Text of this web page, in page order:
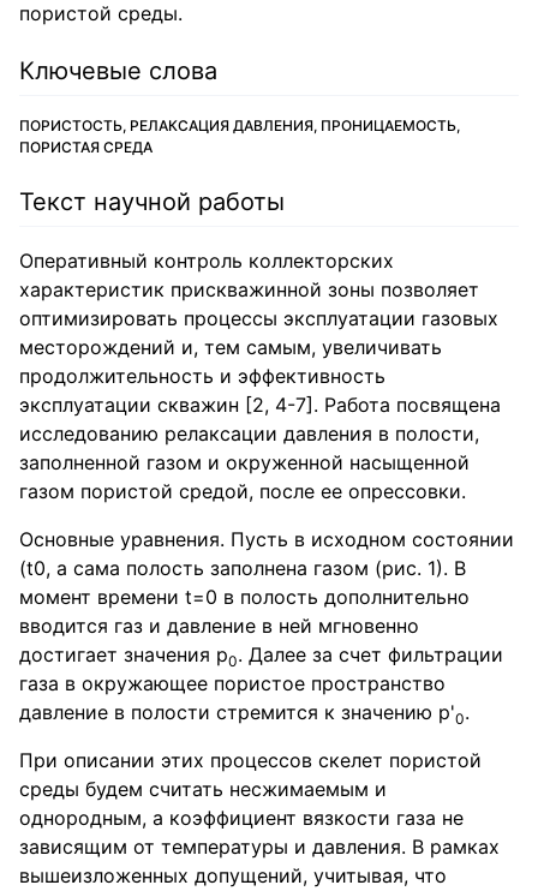
пористой среды.
Ключевые слова
ПОРИСТОСТЬ, РЕЛАКСАЦИЯ ДАВЛЕНИЯ, ПРОНИЦАЕМОСТЬ,
ПОРИСТАЯ СРЕДА
Текст научной работы
Оперативный контроль коллекторских
характеристик прискважинной зоны позволяет
оптимизировать процессы эксплуатации газовых
месторождений и, тем самым, увеличивать
продолжительность и эффективность
эксплуатации скважин [2, 4-7]. Работа посвящена
исследованию релаксации давления в полости,
заполненной газом и окруженной насыщенной
газом пористой средой, после ее опрессовки.
Основные уравнения. Пусть в исходном состоянии
(t0, а сама полость заполнена газом (рис. 1). В
момент времени t=0 в полость дополнительно
вводится газ и давление в ней мгновенно
достигает значения p0. Далее за счет фильтрации
газа в окружающее пористое пространство
давление в полости стремится к значению p'0.
При описании этих процессов скелет пористой
среды будем считать несжимаемым и
однородным, а коэффициент вязкости газа не
зависящим от температуры и давления. В рамках
вышеизложенных допущений, учитывая, что